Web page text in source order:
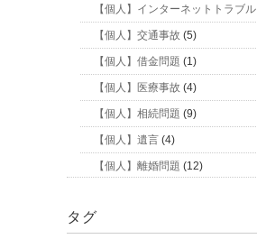
【個人】インターネットトラブル
【個人】交通事故 (5)
【個人】借金問題 (1)
【個人】医療事故 (4)
【個人】相続問題 (9)
【個人】遺言 (4)
【個人】離婚問題 (12)
タグ